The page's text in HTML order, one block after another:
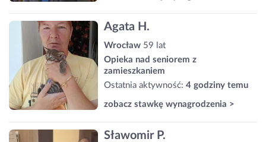
Agata H.
Wrocław 59 lat
Opieka nad seniorem z
zamieszkaniem
Ostatnia aktywność: 4 godziny temu
zobacz stawkę wynagrodzenia >
Sławomir P.